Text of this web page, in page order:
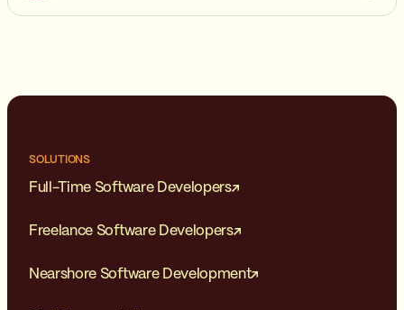
SOLUTIONS
Full-Time Software Developers
Freelance Software Developers
Nearshore Software Development